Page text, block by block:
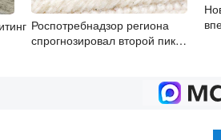
Роспотребнадзор региона
спрогнозировал второй пик